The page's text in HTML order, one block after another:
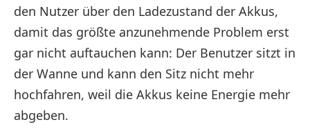
den Nutzer über den Ladezustand der Akkus,
damit das größte anzunehmende Problem erst
gar nicht auftauchen kann: Der Benutzer sitzt in
der Wanne und kann den Sitz nicht mehr
hochfahren, weil die Akkus keine Energie mehr
abgeben.